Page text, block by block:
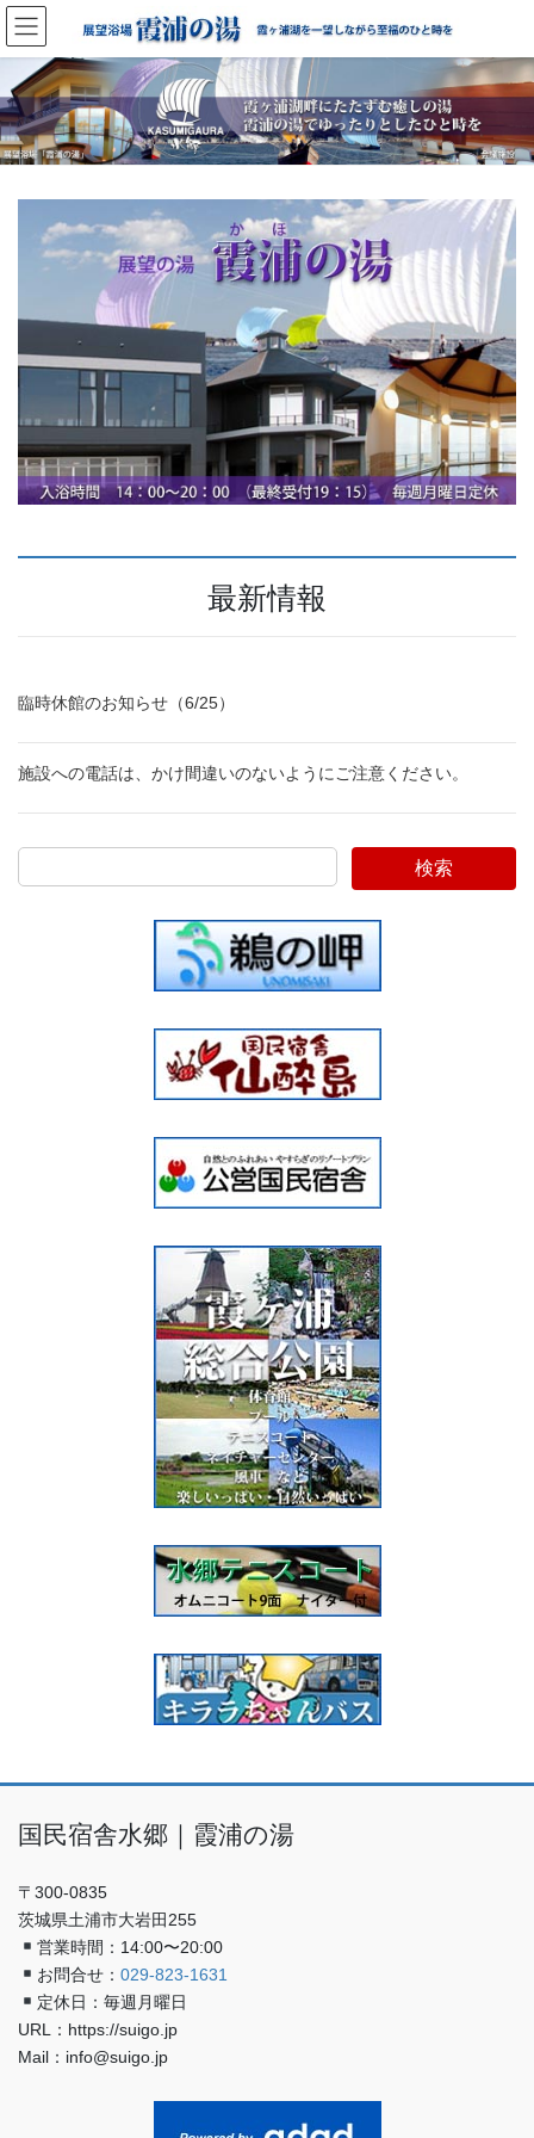
コ
ン
テ
ン
ツ
へ
ス
ナ
ビ
ゲ
ー
シ
ョ
ン
最新情報
臨時休館のお知らせ（6/25）
施設への電話は、かけ間違いのないようにご注意ください。
検索
国民宿舎水郷｜霞浦の湯
〒300-0835
茨城県土浦市大岩田255
営業時間：14:00〜20:00
お問合せ： 029-823-1631
定休日：毎週月曜日
URL：https://suigo.jp
Mail：info@suigo.jp